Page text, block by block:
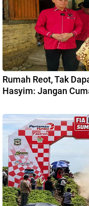
Rumah Reot, Tak
Hasyim: Jangan